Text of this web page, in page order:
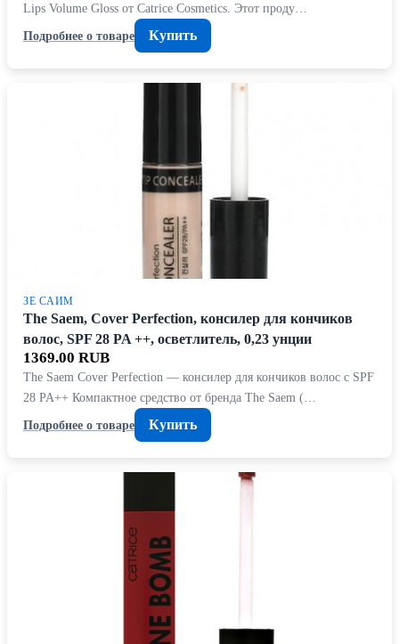
Lips Volume Gloss от Catrice Cosmetics. Этот проду…
Подробнее о товаре
Купить
ЗЕ САИМ
The Saem, Cover Perfection, консилер для кончиков
волос, SPF 28 PA ++, осветлитель, 0,23 унции
1369.00 RUB
The Saem Cover Perfection — консилер для кончиков волос с SPF
28 PA++ Компактное средство от бренда The Saem (…
Подробнее о товаре
Купить